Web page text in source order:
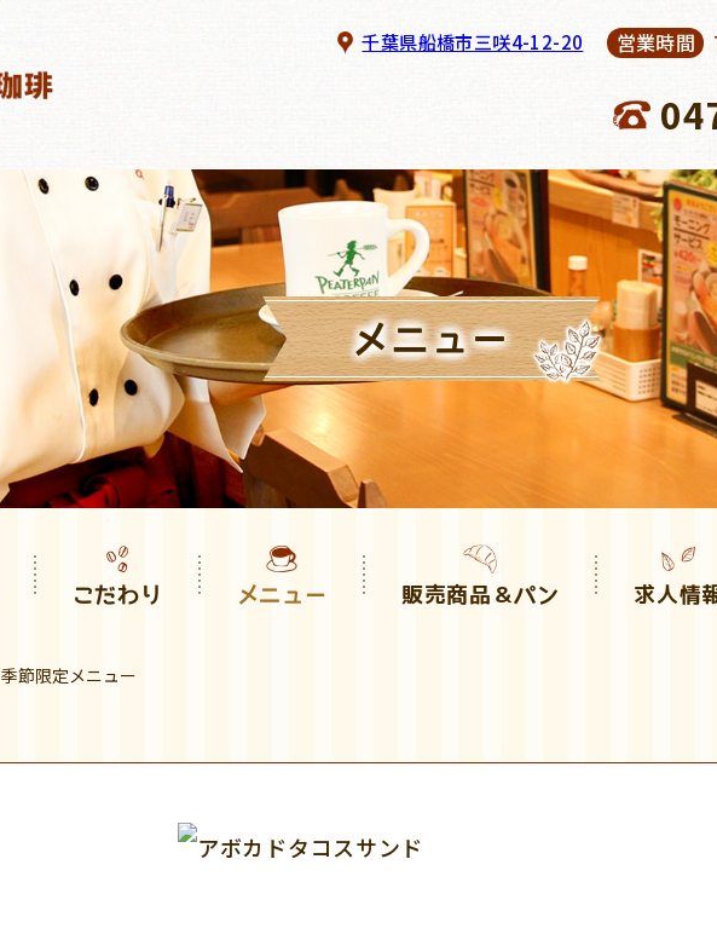
千葉県船橋市三咲4-12-20 営業時間
メニュー
こだわり メニュー 販売商品＆パン 求人情
季節限定メニュー